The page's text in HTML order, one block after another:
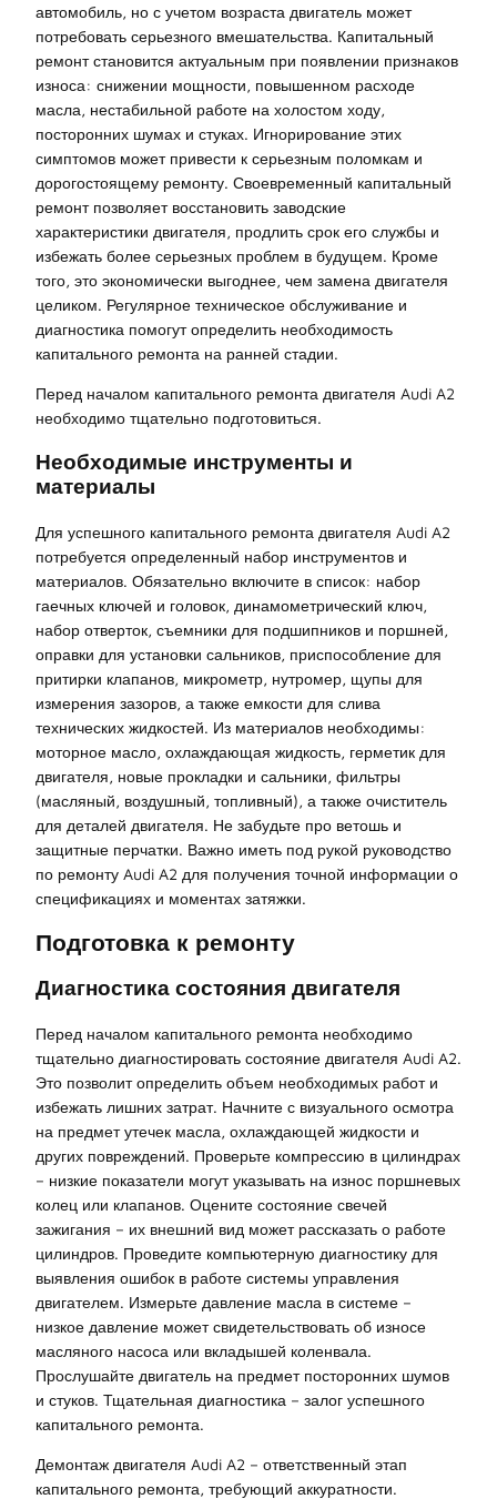
автомобиль, но с учетом возраста двигатель может
потребовать серьезного вмешательства. Капитальный
ремонт становится актуальным при появлении признаков
износа: снижении мощности, повышенном расходе
масла, нестабильной работе на холостом ходу,
посторонних шумах и стуках. Игнорирование этих
симптомов может привести к серьезным поломкам и
дорогостоящему ремонту. Своевременный капитальный
ремонт позволяет восстановить заводские
характеристики двигателя, продлить срок его службы и
избежать более серьезных проблем в будущем. Кроме
того, это экономически выгоднее, чем замена двигателя
целиком. Регулярное техническое обслуживание и
диагностика помогут определить необходимость
капитального ремонта на ранней стадии.
Перед началом капитального ремонта двигателя Audi A2
необходимо тщательно подготовиться.
Необходимые инструменты и
материалы
Для успешного капитального ремонта двигателя Audi A2
потребуется определенный набор инструментов и
материалов. Обязательно включите в список: набор
гаечных ключей и головок, динамометрический ключ,
набор отверток, съемники для подшипников и поршней,
оправки для установки сальников, приспособление для
притирки клапанов, микрометр, нутромер, щупы для
измерения зазоров, а также емкости для слива
технических жидкостей. Из материалов необходимы:
моторное масло, охлаждающая жидкость, герметик для
двигателя, новые прокладки и сальники, фильтры
(масляный, воздушный, топливный), а также очиститель
для деталей двигателя. Не забудьте про ветошь и
защитные перчатки. Важно иметь под рукой руководство
по ремонту Audi A2 для получения точной информации о
спецификациях и моментах затяжки.
Подготовка к ремонту
Диагностика состояния двигателя
Перед началом капитального ремонта необходимо
тщательно диагностировать состояние двигателя Audi A2.
Это позволит определить объем необходимых работ и
избежать лишних затрат. Начните с визуального осмотра
на предмет утечек масла, охлаждающей жидкости и
других повреждений. Проверьте компрессию в цилиндрах
– низкие показатели могут указывать на износ поршневых
колец или клапанов. Оцените состояние свечей
зажигания – их внешний вид может рассказать о работе
цилиндров. Проведите компьютерную диагностику для
выявления ошибок в работе системы управления
двигателем. Измерьте давление масла в системе –
низкое давление может свидетельствовать об износе
масляного насоса или вкладышей коленвала.
Прослушайте двигатель на предмет посторонних шумов
и стуков. Тщательная диагностика – залог успешного
капитального ремонта.
Демонтаж двигателя Audi A2 – ответственный этап
капитального ремонта, требующий аккуратности.